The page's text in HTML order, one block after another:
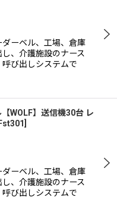
ーベル、工場、倉庫
、介護施設のナース
び出しシステムで
WOLF】送信機30台 レ
ーベル、工場、倉庫
、介護施設のナース
び出しシステムで